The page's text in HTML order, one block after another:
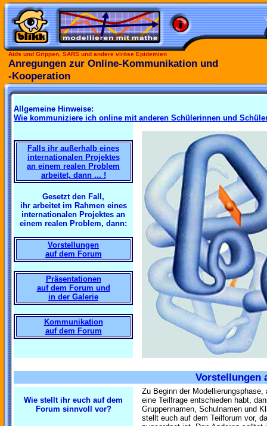
Aids und Grippen, SARS und andere viröse Epidemien
Anregungen zur Online-Kommunikation und
-Kooperation
Allgemeine Hinweise:
Wie kommuniziere ich online mit anderen Schülerinnen und
Falls ihr außerhalb eines
internationalen Projektes
an einem realen Problem
arbeitet, dann ... !
Gesetzt den Fall,
ihr arbeitet im Rahmen eines
internationalen Projektes an
einem realen Problem, dann:
Vorstellungen
auf dem Forum
Präsentationen
auf dem Forum und
in der Galerie
Kommunikation
auf dem Forum
Vorstellungen
Wie stellt ihr euch auf dem
Forum sinnvoll vor?
Zu Beginn der
eine Teilfrage entschieden habt,
Gruppennamen, Schulnamen und
stellt euch auf dem Teilforum vor,